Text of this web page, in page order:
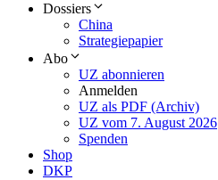
Dossiers
China
Strategiepapier
Abo
UZ abonnieren
Anmelden
UZ als PDF (Archiv)
UZ vom 7. August 2026
Spenden
Shop
DKP